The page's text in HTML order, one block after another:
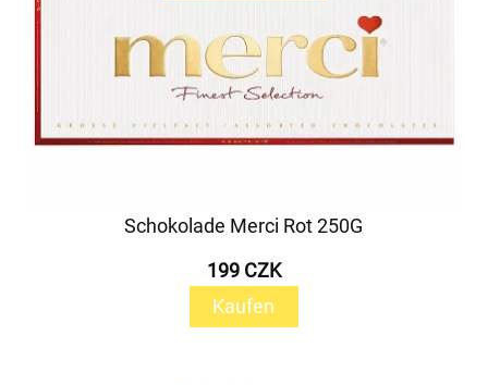
Schokolade Merci Rot 250G
199 CZK
Kaufen